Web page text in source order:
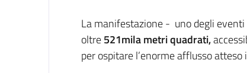
La manifestazione - uno degli eventi
oltre521mila metri quadrati,
per ospitare l’enorme afflusso atteso